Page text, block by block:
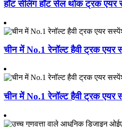
हॉट सेलिंग हॉट सेल थोक ट्रक
चीन में No.1 रेनॉल्ट हैवी ट्रक
चीन में No.1 रेनॉल्ट हैवी ट्रक